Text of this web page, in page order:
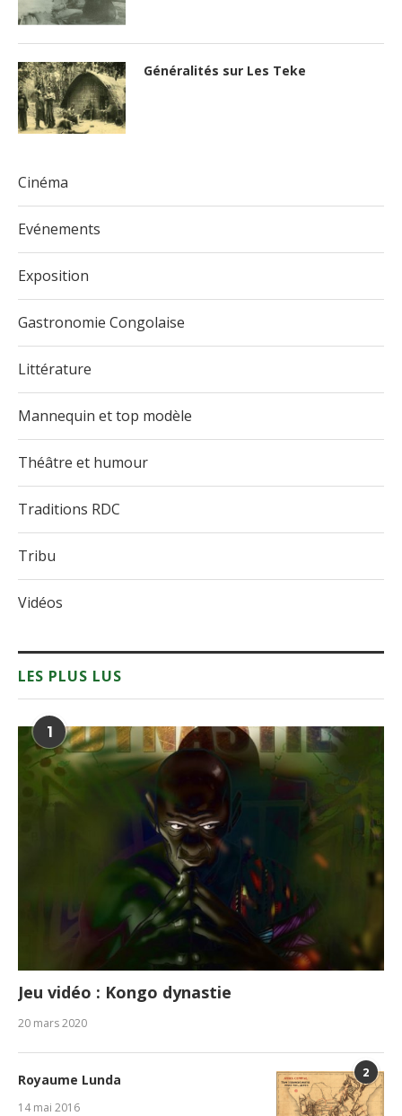
Généralités sur Les Teke
Cinéma
Evénements
Exposition
Gastronomie Congolaise
Littérature
Mannequin et top modèle
Théâtre et humour
Traditions RDC
Tribu
Vidéos
LES PLUS LUS
1
Jeu vidéo : Kongo dynastie
20 mars 2020
2
Royaume Lunda
14 mai 2016